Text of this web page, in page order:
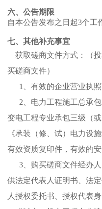
六、公告期限
自本公告发布之日起3个工
七、其他补充事宜
获取磋商文件方式：（
买磋商文件）
1、 有效的企业营业执
2、 电力工程施工总承
变电工程专业承包三级（
《承装（修、试）电力设
有效资质复印件， 有效的
3 、购买磋商文件经办人
供法定代表人证明书、法定
人授权委托书
授权代表